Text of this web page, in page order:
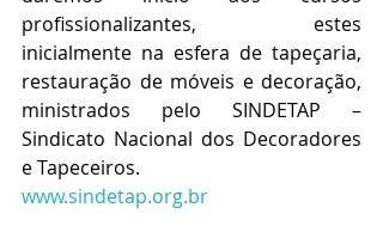
profissionalizantes, estes
inicialmente na esfera de tapeçaria,
restauração de móveis e decoração,
ministrados pelo SINDETAP –
Sindicato Nacional dos Decoradores
e Tapeceiros.
www.sindetap.org.br